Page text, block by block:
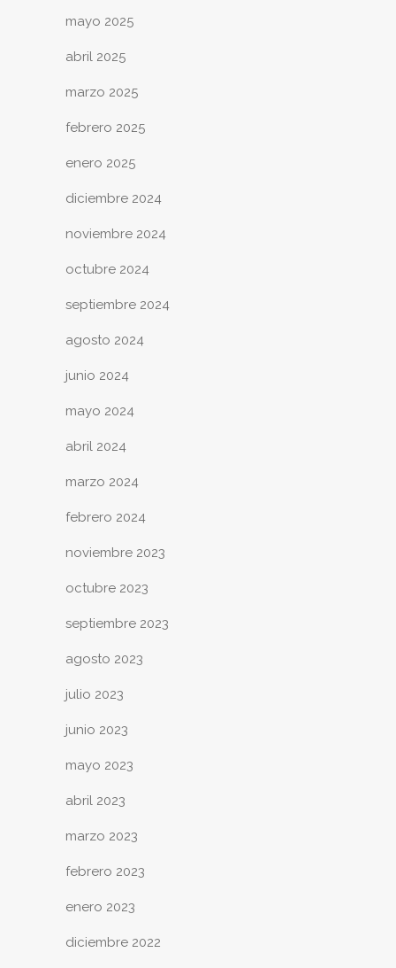
mayo 2025
abril 2025
marzo 2025
febrero 2025
enero 2025
diciembre 2024
noviembre 2024
octubre 2024
septiembre 2024
agosto 2024
junio 2024
mayo 2024
abril 2024
marzo 2024
febrero 2024
noviembre 2023
octubre 2023
septiembre 2023
agosto 2023
julio 2023
junio 2023
mayo 2023
abril 2023
marzo 2023
febrero 2023
enero 2023
diciembre 2022